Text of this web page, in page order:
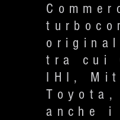
tra cui
IHI,
anche